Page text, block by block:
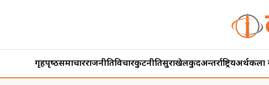
गृहपृष्‍ठसमाचारराजनीतिविचारकुटनीतिसुरक्षाखेलकुदअन्तर्राष्ट्रियअर्थकला